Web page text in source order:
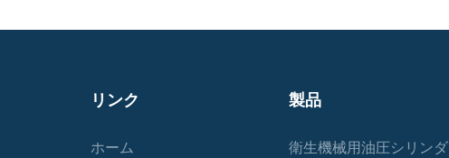
リンク
ホーム
製品
衛生機械用油圧シリンダ